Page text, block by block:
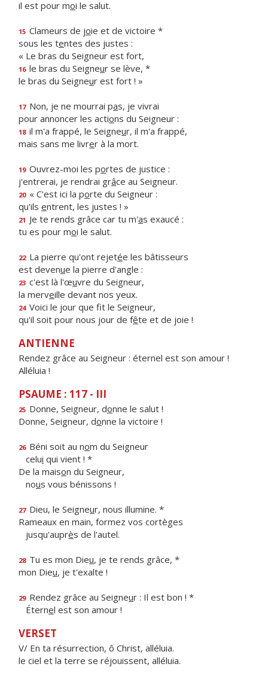
il est pour moi le salut.
15 Clameurs de joie et de victoire *
sous les tentes des justes :
« Le bras du Seigneur est fort,
16 le bras du Seigneur se lève, *
le bras du Seigneur est fort ! »
17 Non, je ne mourrai pas, je vivrai
pour annoncer les actions du Seigneur :
18 il m'a frappé, le Seigneur, il m'a frappé,
mais sans me livrer à la mort.
19 Ouvrez-moi les portes de justice :
j'entrerai, je rendrai grâce au Seigneur.
20 « C'est ici la porte du Seigneur :
qu'ils entrent, les justes ! »
21 Je te rends grâce car tu m'as exaucé :
tu es pour moi le salut.
22 La pierre qu'ont rejetée les bâtisseurs
est devenue la pierre d'angle :
23 c'est là l'œuvre du Seigneur,
la merveille devant nos yeux.
24 Voici le jour que ft le Seigneur,
qu'il soit pour nous jour de fête et de joie !
ANTIENNE
Rendez grâce au Seigneur : éternel est son amour !
Alléluia !
PSAUME : 117 - III
25 Donne, Seigneur, donne le salut !
Donne, Seigneur, donne la victoire !
26 Béni soit au nom du Seigneur
celui qui vient ! *
De la maison du Seigneur,
nous vous bénissons !
27 Dieu, le Seigneur, nous illumine. *
Rameaux en main, formez vos cortèges
jusqu'auprès de l'autel.
28 Tu es mon Dieu, je te rends grâce, *
mon Dieu, je t'exalte !
29 Rendez grâce au Seigneur : Il est bon ! *
Éternel est son amour !
VERSET
V/ En ta résurrection, ô Christ, alléluia.
le ciel et la terre se réjouissent, alléluia.